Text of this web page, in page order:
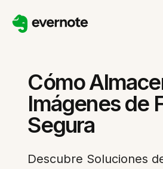
Cómo
Imágenes de
Segura
Descubre Soluciones